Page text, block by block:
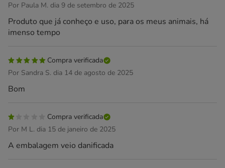
Por Paula M. dia 9 de setembro de 2025
Produto que já conheço e uso, para os meus animais, há
imenso tempo
Compra verificada
Por Sandra S. dia 14 de agosto de 2025
Bom
Compra verificada
Por M L. dia 15 de janeiro de 2025
A embalagem veio danificada